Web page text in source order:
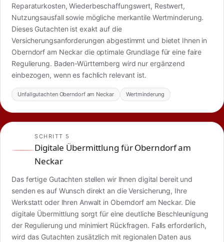
Reparaturkosten, Wiederbeschaffungswert, Restwert,
Nutzungsausfall sowie mögliche merkantile Wertminderung.
Dieses Gutachten ist exakt auf die
Versicherungsanforderungen abgestimmt und bietet Ihnen in
Oberndorf am Neckar die optimale Grundlage für eine faire
Regulierung. Baden-Württemberg wird nur ergänzend
einbezogen, wenn es fachlich relevant ist.
Unfallgutachten Oberndorf am Neckar Wertminderung
SCHRITT 5
Digitale Übermittlung für Oberndorf am
Neckar
Das fertige Gutachten stellen wir Ihnen digital bereit und
senden es auf Wunsch direkt an die Versicherung, Ihre
Werkstatt oder Ihren Anwalt in Oberndorf am Neckar. Die
digitale Übermittlung sorgt für eine deutliche Beschleunigung
der Regulierung und minimiert Rückfragen. Falls erforderlich,
wird das Gutachten zusätzlich mit regionalen Daten aus